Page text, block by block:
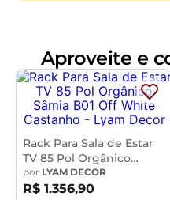
Quantidade de Pés:
Conteúdo da Embalagem:
Manual de Montagem
Necessita de Montagem:
montagem seja realizada
Instruções/Cuidado:
umedecido com água,
exposição ao sol, para que
alteração nas cores. Não
Aproveite e
Rack Para Sala de Estar
TV 85 Pol Orgânico
Sâmia B01 Off White
Castanho - Lyam Decor
por LYAM DECOR
R$ 1.356,90